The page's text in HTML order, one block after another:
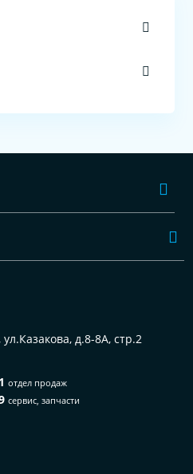
д.8-8А, стр.2
отдел продаж
сервис, запчасти